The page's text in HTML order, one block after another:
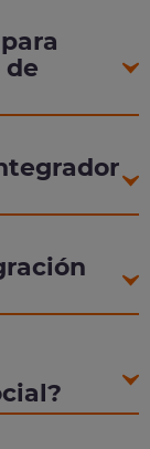
de